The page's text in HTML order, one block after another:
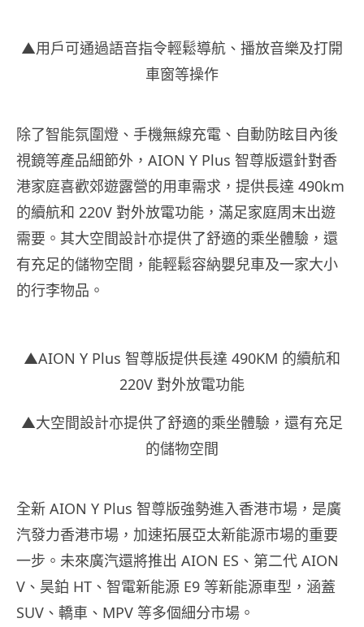
▲用戶可通過語音指令輕鬆導航、播放音樂及打開
車窗等操作
除了智能氛圍燈、手機無線充電、自動防眩目內後
視鏡等產品細節外，AION Y Plus 智尊版還針對香
港家庭喜歡郊遊露營的用車需求，提供長達 490km
的續航和 220V 對外放電功能，滿足家庭周末出遊
需要。其大空間設計亦提供了舒適的乘坐體驗，還
有充足的儲物空間，能輕鬆容納嬰兒車及一家大小
的行李物品。
▲AION Y Plus 智尊版提供長達 490KM 的續航和
220V 對外放電功能
▲大空間設計亦提供了舒適的乘坐體驗，還有充足
的儲物空間
全新 AION Y Plus 智尊版強勢進入香港市場，是廣
汽發力香港市場，加速拓展亞太新能源市場的重要
一步。未來廣汽還將推出 AION ES、第二代 AION
V、昊鉑 HT、智電新能源 E9 等新能源車型，涵蓋
SUV、轎車、MPV 等多個細分市場。